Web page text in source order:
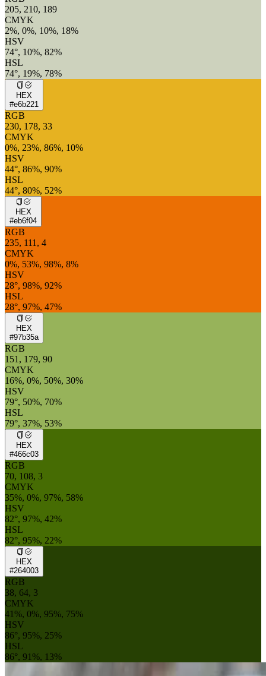
205, 210, 189
CMYK
2%, 0%, 10%, 18%
HSV
74°, 10%, 82%
HSL
74°, 19%, 78%
HEX
#e6b221
RGB
230, 178, 33
CMYK
0%, 23%, 86%, 10%
HSV
44°, 86%, 90%
HSL
44°, 80%, 52%
HEX
#eb6f04
RGB
235, 111, 4
CMYK
0%, 53%, 98%, 8%
HSV
28°, 98%, 92%
HSL
28°, 97%, 47%
HEX
#97b35a
RGB
151, 179, 90
CMYK
16%, 0%, 50%, 30%
HSV
79°, 50%, 70%
HSL
79°, 37%, 53%
HEX
#466c03
RGB
70, 108, 3
CMYK
35%, 0%, 97%, 58%
HSV
82°, 97%, 42%
HSL
82°, 95%, 22%
HEX
#264003
RGB
38, 64, 3
CMYK
41%, 0%, 95%, 75%
HSV
86°, 95%, 25%
HSL
86°, 91%, 13%